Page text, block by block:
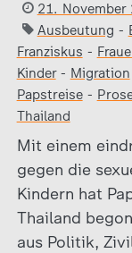
21. November
Ausbeutung -
Franziskus -
Kinder- Migration
Papstreise-
Thailand
Mit einem
gegen die
Kindern hat
Thailand
aus Politik,